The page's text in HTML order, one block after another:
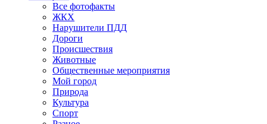
Все фотофакты
ЖКХ
Нарушители ПДД
Дороги
Происшествия
Животные
Общественные мероприятия
Мой город
Природа
Культура
Спорт